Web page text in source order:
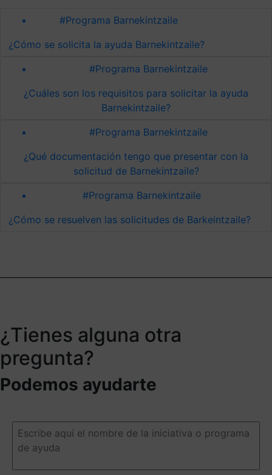
#Programa Barnekintzaile
¿Cómo se solicita la ayuda Barnekintzaile?
#Programa Barnekintzaile
¿Cuáles son los requisitos para solicitar la ayuda
Barnekintzaile?
#Programa Barnekintzaile
¿Qué documentación tengo que presentar con la
solicitud de Barnekintzaile?
#Programa Barnekintzaile
¿Cómo se resuelven las solicitudes de Barkeintzaile?
¿Tienes alguna otra
pregunta?
Podemos ayudarte
Escribe
aquí
el